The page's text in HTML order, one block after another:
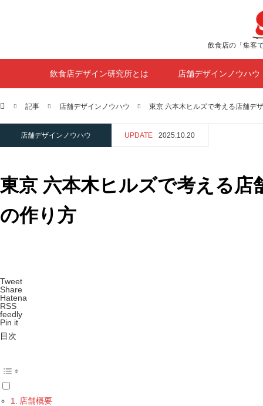
飲食店の「集客
飲食店デザイン研究所とは 店舗デザインノウハウ
ホーム記事 店舗デザインノウハウ 東京 六本木ヒルズで考える店舗
店舗デザインノウハウ UPDATE 2025.10.20
東京 六本木ヒルズで考える
の作り方
Tweet
Share
Hatena
RSS
feedly
Pin it
目次
店舗概要